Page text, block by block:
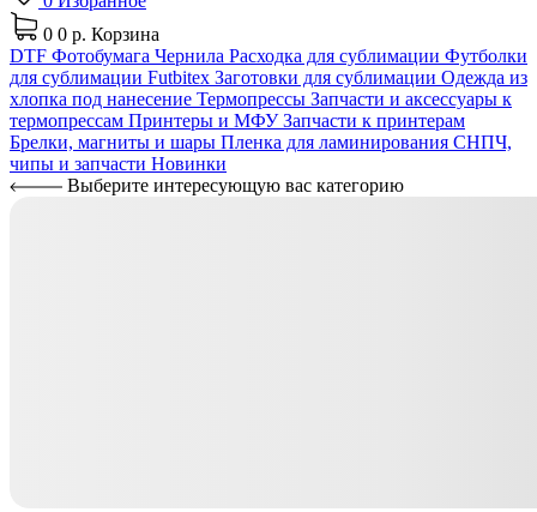
0 0 р. Корзина
DTF Фотобумага Чернила Расходка для сублимации Футболки
для сублимации Futbitex Заготовки для сублимации Одежда из
хлопка под нанесение Термопрессы Запчасти и аксессуары к
термопрессам Принтеры и МФУЗапчасти к принтерам
Брелки, магниты и шары Пленка для ламинирования СНПЧ,
чипы и запчасти Новинки
Выберите интересующую вас категорию